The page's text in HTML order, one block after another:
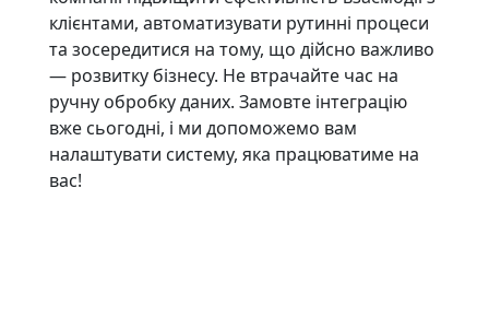
клієнтами, автоматизувати рутинні процеси
та зосередитися на тому, що дійсно важливо
— розвитку бізнесу. Не втрачайте час на
ручну обробку даних. Замовте інтеграцію
вже сьогодні, і ми допоможемо вам
налаштувати систему, яка працюватиме на
вас!